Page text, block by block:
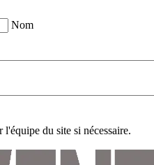
Nom
du site si nécessaire.